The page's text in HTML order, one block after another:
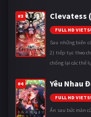
#3 Clevatess
FULL HD
Sau những biến
2) tiếp tục theo
chống lại các thế
#4 Yêu Nhau
FULL HD
Ẩn sau bức màn